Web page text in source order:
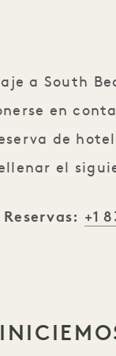
a South
en
de
el
Reservas: +1